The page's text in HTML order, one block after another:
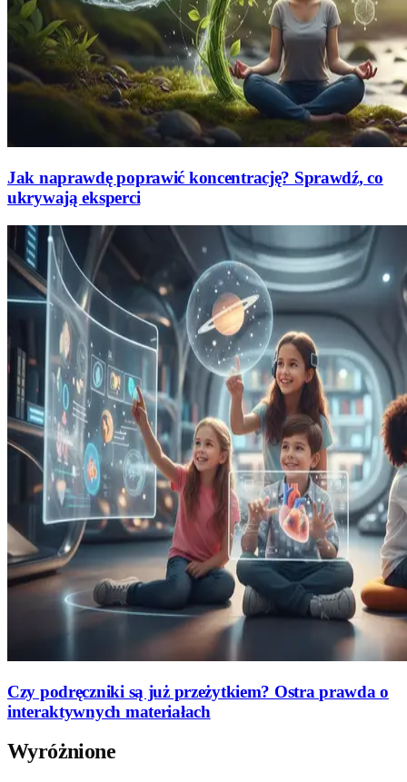
Jak naprawdę poprawić koncentrację? Sprawdź, co
ukrywają eksperci
Czy podręczniki są już przeżytkiem? Ostra prawda o
interaktywnych materiałach
Wyróżnione